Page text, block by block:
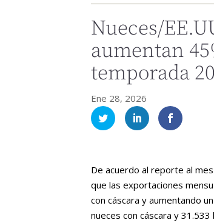
Nueces/
aumentan
temporada
Ene 28, 2026
De acuerdo al reporte al
que las exportaciones
con cáscara y aumentando
nueces con cáscara y